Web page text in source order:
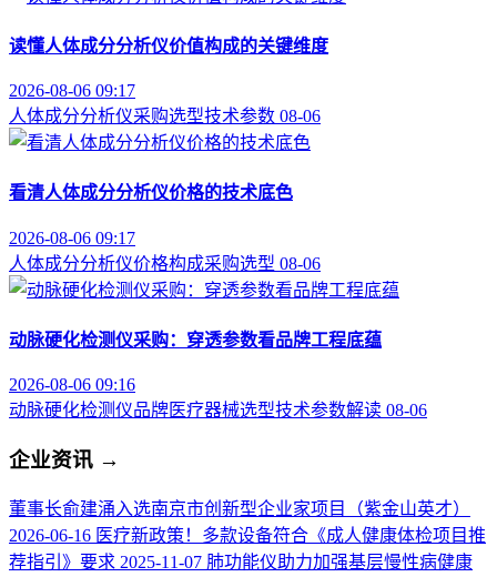
读懂人体成分分析仪价值构成的关键维度
2026-08-06 09:17
人体成分分析仪采购选型技术参数 08-06
看清人体成分分析仪价格的技术底色
2026-08-06 09:17
人体成分分析仪价格构成采购选型 08-06
动脉硬化检测仪采购：穿透参数看品牌工程底蕴
2026-08-06 09:16
动脉硬化检测仪品牌医疗器械选型技术参数解读 08-06
企业资讯 →
董事长俞建涌入选南京市创新型企业家项目（紫金山英才）
2026-06-16 医疗新政策！多款设备符合《成人健康体检项目推
荐指引》要求 2025-11-07 肺功能仪助力加强基层慢性病健康